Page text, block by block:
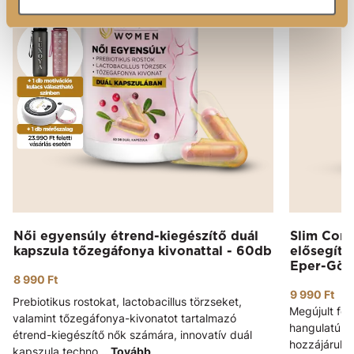
Női egyensúly étrend-kiegészítő duál
kapszula tőzegáfonya kivonattal - 60db
8 990 Ft
Prebiotikus rostokat, lactobacillus törzseket,
valamint tőzegáfonya-kivonatot tartalmazó
étrend-kiegészítő nők számára, innovatív duál
kapszula techno... Tovább
Slim
elősegítő
Eper-
9 990 Ft
Megújult
hangulatú
hozzájárul